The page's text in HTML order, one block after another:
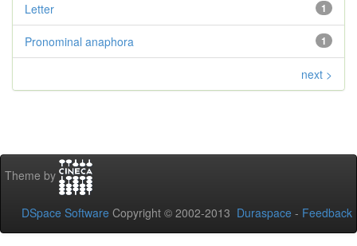
1
Letter
1
Pronominal anaphora
next >
Theme by
DSpace Software Copyright © 2002-2013 Duraspace - Feedback